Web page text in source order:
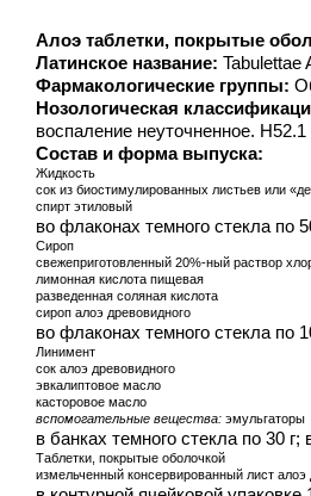
Алоэ таблетки, покрытые
Латинское название: Tabulettae
Фармакологические группы:
Нозологическая
воспаление неуточненное.
Состав и форма выпуска:
Жидкость
сок из биостимулированных листьев или
спирт этиловый
во флаконах темного стекла по
Сироп
свежеприготовленный 20%-ный раствор
лимонная кислота пищевая
разведенная соляная кислота
сироп алоэ древовидного
во флаконах темного стекла по
Линимент
сок алоэ древовидного
эвкалиптовое масло
касторовое масло
вспомогательные вещества: эмульгаторы
в банках темного стекла по 30 г;
Таблетки, покрытые оболочкой
измельченный консервированный лист алоэ